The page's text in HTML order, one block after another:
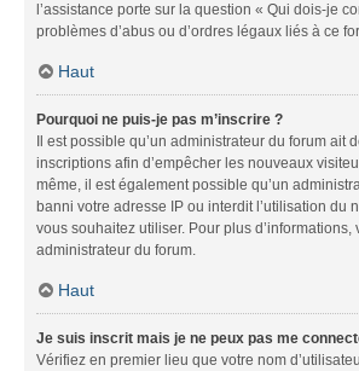
l’assistance porte sur la question « Qui dois-je
problèmes d’abus ou d’ordres légaux liés à ce
Haut
Pourquoi ne puis-je pas m’inscrire ?
Il est possible qu’un administrateur du forum ait
inscriptions afin d’empêcher les nouveaux
même, il est également possible qu’un
banni votre adresse IP ou interdit l’utilisation du
vous souhaitez utiliser. Pour plus d’informations,
administrateur du forum.
Haut
Je suis inscrit mais je ne peux pas me
Vérifiez en premier lieu que votre nom